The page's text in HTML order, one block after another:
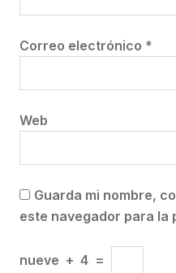
Correo electrónico *
Web
Guarda mi nombre,
este navegador para la
nueve + 4 =